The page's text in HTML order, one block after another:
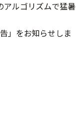
アルゴリズムで猛暑
」をお知らせしま